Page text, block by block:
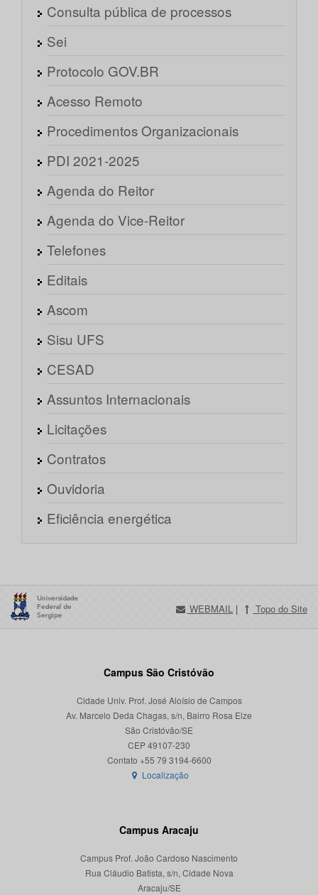
Consulta pública de processos
Sei
Protocolo GOV.BR
Acesso Remoto
Procedimentos Organizacionais
PDI 2021-2025
Agenda do Reitor
Agenda do Vice-Reitor
Telefones
Editais
Ascom
Sisu UFS
CESAD
Assuntos Internacionais
Licitações
Contratos
Ouvidoria
Eficiência energética
WEBMAIL | Topo do Site
Campus São Cristóvão
Cidade Univ. Prof. José Aloísio de Campos
Av. Marcelo Deda Chagas, s/n, Bairro Rosa Elze
São Cristóvão/SE
CEP 49107-230
Localização
Campus Aracaju
Campus Prof. João Cardoso Nascimento
Rua Cláudio Batista, s/n, Cidade Nova
Aracaju/SE